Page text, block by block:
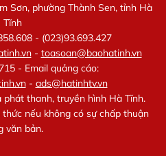
Sơn, phường Thành Sen, tỉnh Hà
Tĩnh
- (023)93.693.427
- toasoan@baohatinh.vn
- Email quảng cáo:
- ads@hatinhtv.vn
thanh, truyền hình Hà Tĩnh.
nếu không có sự chấp thuận
văn bản.